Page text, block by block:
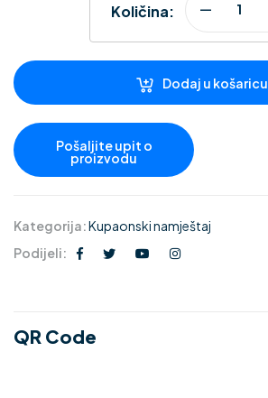
Količina:
Dodaj u košaricu
Kategorija:Kupaonski namještaj
Podijeli:
QR Code